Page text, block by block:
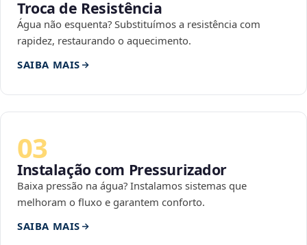
Troca de Resistência
Água não esquenta? Substituímos a resistência com
rapidez, restaurando o aquecimento.
SAIBA MAIS
03
Instalação com Pressurizador
Baixa pressão na água? Instalamos sistemas que
melhoram o fluxo e garantem conforto.
SAIBA MAIS